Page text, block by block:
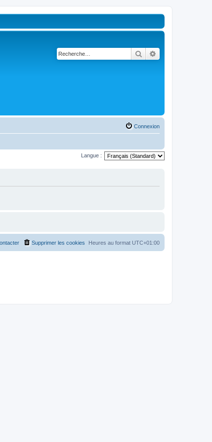
Rechercher
Connexion
Langue :
Heures au format UTC+01:00
Supprimer les cookies